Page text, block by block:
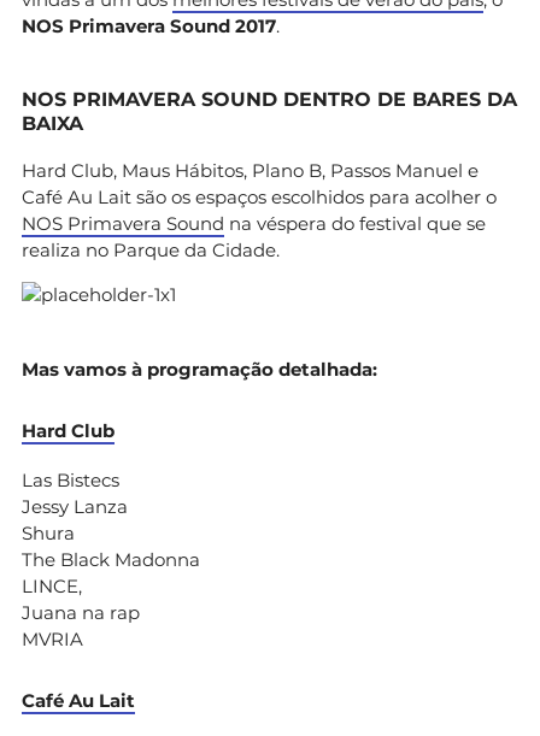
NOS Primavera Sound 2017.
NOS PRIMAVERA SOUND DENTRO DE BARES DA
BAIXA
Hard Club, Maus Hábitos, Plano B, Passos Manuel e
Café Au Lait são os espaços escolhidos para acolher o
NOS Primavera Sound na véspera do festival que se
realiza no Parque da Cidade.
Mas vamos à programação detalhada:
Hard Club
Las Bistecs
Jessy Lanza
Shura
The Black Madonna
LINCE,
Juana na rap
MVRIA
Café Au Lait